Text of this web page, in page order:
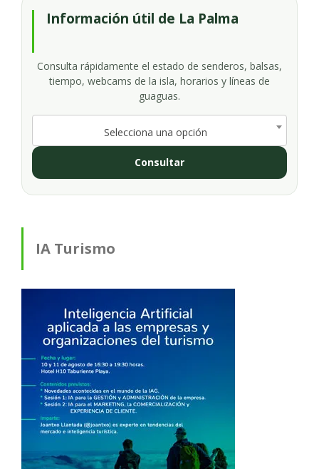
Información útil de La Palma
Consulta rápidamente el estado de senderos, balsas,
tiempo, webcams de la isla, horarios y líneas de
guaguas.
Selecciona una opción
Consultar
IA Turismo